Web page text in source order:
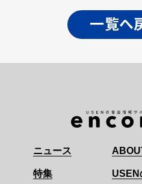
一覧へ
ニュース
特集 USEN